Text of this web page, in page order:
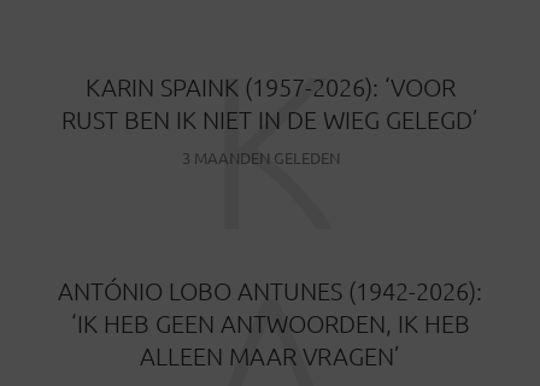
KARIN SPAINK (1957-2026): ‘VOOR
RUST BEN IK NIET IN DE WIEG GELEGD’
3 MAANDEN GELEDEN
K
ANTÓNIO LOBO ANTUNES (1942-2026):
‘IK HEB GEEN ANTWOORDEN, IK HEB
ALLEEN MAAR VRAGEN’